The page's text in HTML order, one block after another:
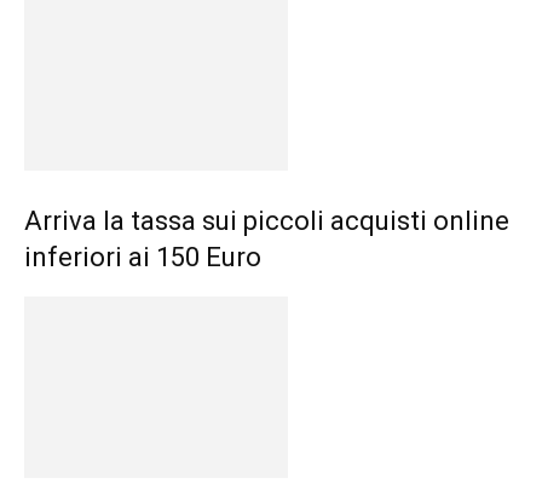
Arriva la tassa sui piccoli acquisti online
inferiori ai 150 Euro